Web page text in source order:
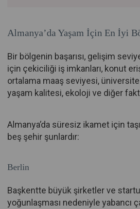
Almanya’da Yaşam İçin En İyi
Bir bölgenin başarısı, gelişim
için çekiciliği iş imkanları, konut
ortalama maaş seviyesi, üniversite
yaşam kalitesi, ekoloji ve diğer
Almanya’da süresiz ikamet için
beş şehir şunlardır:
Berlin
Başkentte büyük şirketler ve
yoğunlaşması nedeniyle yabancı